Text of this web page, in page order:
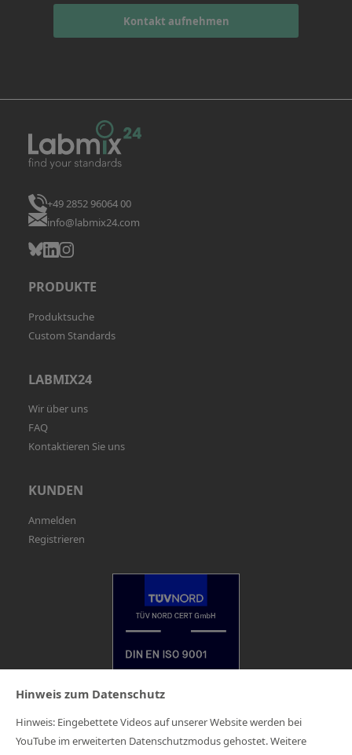
Kontakt aufnehmen
+49 2852 96064 00
info@labmix24.com
PRODUKTE
Produktsuche
Custom Standards
LABMIX24
Wir über uns
FAQ
Kontaktieren Sie uns
KUNDEN
Anmelden
Registrieren
Hinweis zum Datenschutz
Hinweis: Eingebettete Videos auf unserer Website werden bei
YouTube im erweiterten Datenschutzmodus gehostet. Weitere